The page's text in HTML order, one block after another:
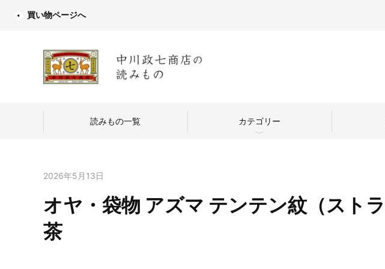
買い物ページへ
読みもの一覧 カテゴリー
中川政七商店のものづくり 日本の暮らし
2026年5月13日
オヤ・袋物 アズマ テンテン紋（スト
茶